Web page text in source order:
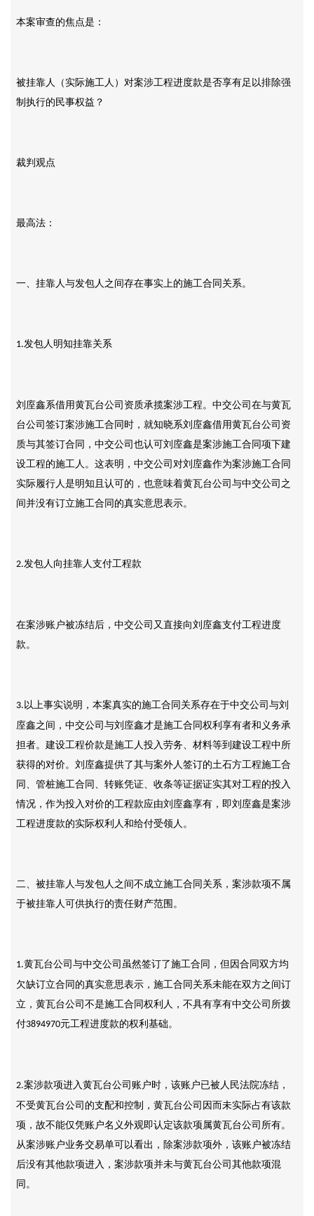
本案审查的焦点是：
被挂靠人（实际施工人）对案涉工程进度款是否享有足以排除强
制执行的民事权益？
裁判观点
最高法：
一、挂靠人与发包人之间存在事实上的施工合同关系。
1.发包人明知挂靠关系
刘庢鑫系借用黄瓦台公司资质承揽案涉工程。中交公司在与黄瓦
台公司签订案涉施工合同时，就知晓系刘庢鑫借用黄瓦台公司资
质与其签订合同，中交公司也认可刘庢鑫是案涉施工合同项下建
设工程的施工人。这表明，中交公司对刘庢鑫作为案涉施工合同
实际履行人是明知且认可的，也意味着黄瓦台公司与中交公司之
间并没有订立施工合同的真实意思表示。
2.发包人向挂靠人支付工程款
在案涉账户被冻结后，中交公司又直接向刘庢鑫支付工程进度
款。
3. 以上事实说明，本案真实的施工合同关系存在于中交公司与刘
庢鑫之间，中交公司与刘庢鑫才是施工合同权利享有者和义务承
担者。建设工程价款是施工人投入劳务、材料等到建设工程中所
获得的对价。刘庢鑫提供了其与案外人签订的土石方工程施工合
同、管桩施工合同、转账凭证、收条等证据证实其对工程的投入
情况，作为投入对价的工程款应由刘庢鑫享有，即刘庢鑫是案涉
工程进度款的实际权利人和给付受领人。
二、被挂靠人与发包人之间不成立施工合同关系，案涉款项不属
于被挂靠人可供执行的责任财产范围。
1.黄瓦台公司与中交公司虽然签订了施工合同，但因合同双方均
欠缺订立合同的真实意思表示，施工合同关系未能在双方之间订
立，黄瓦台公司不是施工合同权利人，不具有享有中交公司所拨
付3894970元工程进度款的权利基础。
2.案涉款项进入黄瓦台公司账户时，该账户已被人民法院冻结，
不受黄瓦台公司的支配和控制，黄瓦台公司因而未实际占有该款
项，故不能仅凭账户名义外观即认定该款项属黄瓦台公司所有。
从案涉账户业务交易单可以看出，除案涉款项外，该账户被冻结
后没有其他款项进入，案涉款项并未与黄瓦台公司其他款项混
同。